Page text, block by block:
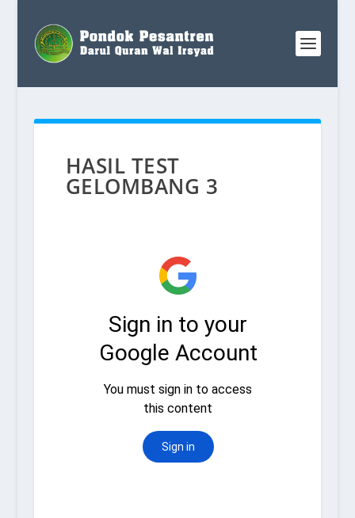
HASIL TEST
GELOMBANG 3